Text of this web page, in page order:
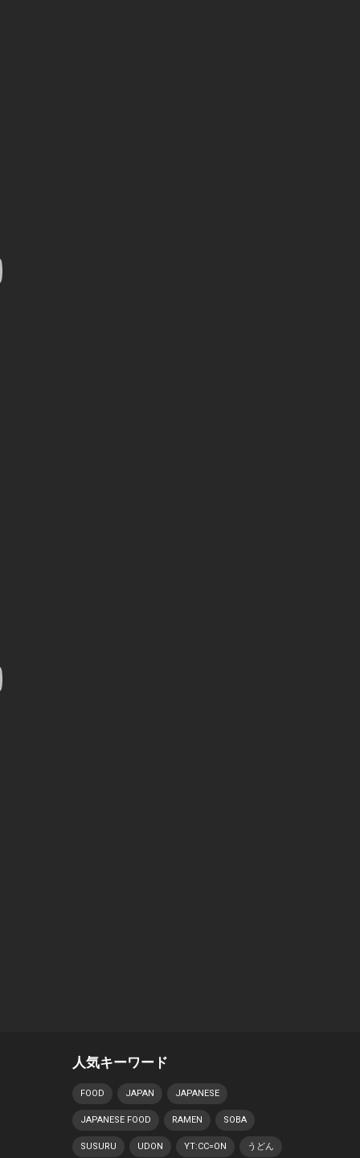
人気キーワード
FOOD JAPAN JAPANESE
JAPANESE FOOD RAMEN SOBA
SUSURU UDON YT:CC=ON うどん